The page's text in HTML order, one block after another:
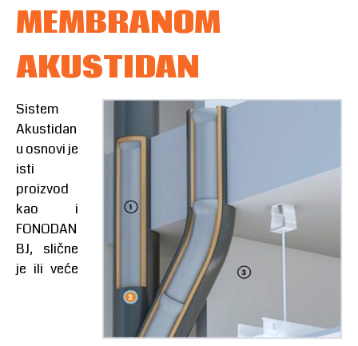
MEMBRANOM
AKUSTIDAN
Sistem
Akustidan
u osnovi je
isti
proizvod
kao i
FONODAN
BJ, slične
je ili veće